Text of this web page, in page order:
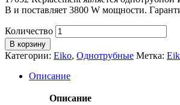
В и поставляет 3800 W мощности.
Количество
В корзину
Категории: Eiko, Однотрубные Метка:
Описание
Описание